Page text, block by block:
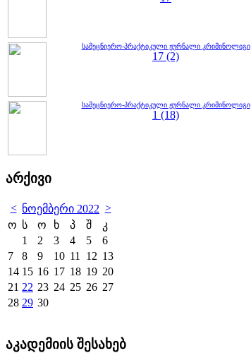
სამეცნიერო-პრაქტიკული ჟურნალი კრიმინოლიგი
17 (2)
სამეცნიერო-პრაქტიკული ჟურნალი კრიმინოლიგი
1 (18)
არქივი
< ნოემბერი 2022 >
ო ს ო ხ პ შ
კ
1
2 3 4 5
6
7
8 9 10 11 12 13
14 15 16 17 18 19 20
21 22 23 24 25 26 27
28 29 30
აკადემიის შესახებ